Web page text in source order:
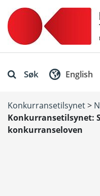
Søk English
Konkurransetilsynet>
Konkurransetilsynet:
konkurranseloven